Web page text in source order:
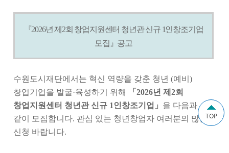
『2026년 제 2회 창업지원센터 청년관 신규 1인창조기업
모집』공고
수원도시재단에서는 혁신 역량을 갖춘 청년 (예비 )
창업기업을 발굴·육성하기 위해 「 2026년 제 2회
창업지원센터 청년관 신규 1 인창조기업 」 을 다음과
같이 모집합니다. 관심 있는 청년창업자 여러분의 많은
신청 바랍니다.
TOP